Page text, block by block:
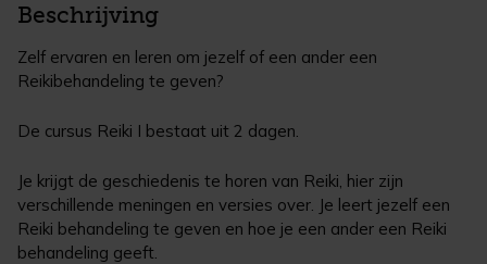
Beschrijving
Zelf ervaren en leren om jezelf of een ander een
Reikibehandeling te geven?
De cursus Reiki I bestaat uit 2 dagen.
Je krijgt de geschiedenis te horen van Reiki, hier zijn
verschillende meningen en versies over. Je leert jezelf een
Reiki behandeling te geven en hoe je een ander een Reiki
behandeling geeft.